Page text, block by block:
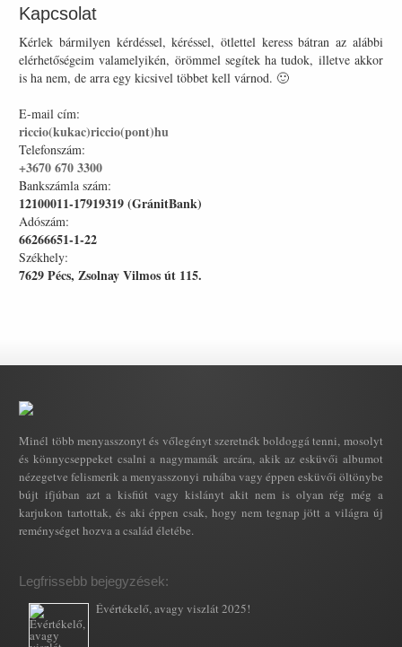
Kapcsolat
Kérlek bármilyen kérdéssel, kéréssel, ötlettel keress bátran az alábbi
elérhetőségeim valamelyikén, örömmel segítek ha tudok, illetve akkor
is ha nem, de arra egy kicsivel többet kell várnod. 🙂
E-mail cím:
riccio(kukac)riccio(pont)hu
Telefonszám:
+3670 670 3300
Bankszámla szám:
12100011-17919319 (GránitBank)
Adószám:
66266651-1-22
Székhely:
7629 Pécs, Zsolnay Vilmos út 115.
Minél több menyasszonyt és vőlegényt szeretnék boldoggá tenni, mosolyt
és könnycseppeket csalni a nagymamák arcára, akik az esküvői albumot
nézegetve felismerik a menyasszonyi ruhába vagy éppen esküvői öltönybe
bújt ifjúban azt a kisfiút vagy kislányt akit nem is olyan rég még a
karjukon tartottak, és aki éppen csak, hogy nem tegnap jött a világra új
reménységet hozva a család életébe.
Legfrissebb bejegyzések:
Évértékelő, avagy viszlát 2025!